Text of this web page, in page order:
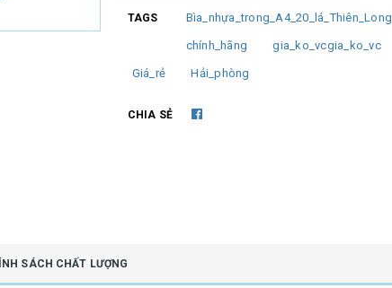
TAGS Bìa_nhựa_trong_A4_20_lá_Thiên_Long
chính_hãng gia_ko_vcgia_ko_vc
Giá_rẻ Hải_phòng
CHIA SẺ
SÁCH CHẤT LƯỢNG